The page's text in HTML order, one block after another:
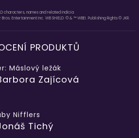
characters, names and related indicia
Entertainment Inc. WB SHIELD: © & ™ WBEI. Publishing Rights © JKR.
PRODUKTŮ
Máslový ležák
Zajícová
Nifflers
Tichý